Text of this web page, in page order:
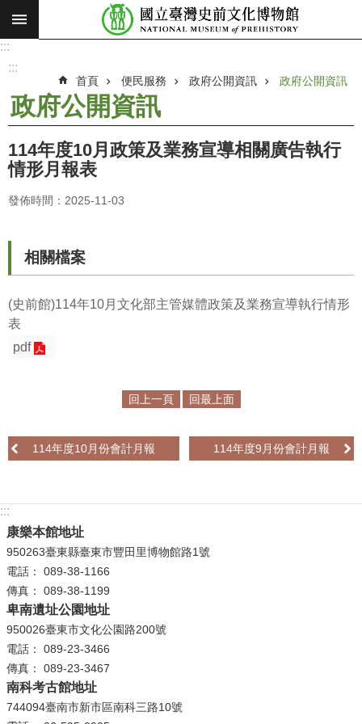
跳到主要內容區塊
搜
願
使
命
最
息
參
觀
展
覽
索
識
們
便
民
服
務
性
別
平
:::
:::
首頁 便民服務 政府公開資訊 政府公開資訊
政府公開資訊
114年度10月政策及業務宣導相關廣告執行
情形月報表
發佈時間：2025-11-03
相關檔案
(史前館)114年10月文化部主管媒體政策及業務宣導執行情形
表
pdf
回上一頁 回最上面
114年度10月份會計月報 114年度9月份會計月報
:::
康樂本館地址
950263臺東縣臺東市豐田里博物館路1號
電話： 089-38-1166
傳真： 089-38-1199
卑南遺址公園地址
950026臺東市文化公園路200號
電話： 089-23-3466
傳真： 089-23-3467
南科考古館地址
744094臺南市新市區南科三路10號